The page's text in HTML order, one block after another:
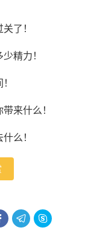
了！
精力 ！
来什么！
么 ！
 